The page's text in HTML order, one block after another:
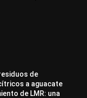
de
a aguacate
de LMR: una